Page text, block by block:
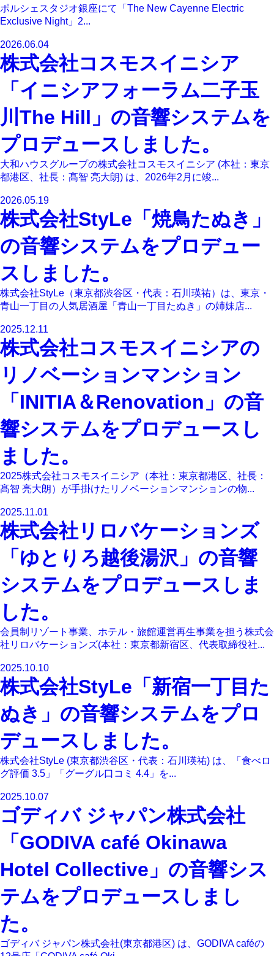
ポルシェスタジオ銀座にて「The New Cayenne Electric
Exclusive Night」2...
2026.06.04
株式会社コスモスイニシア
「イニシアフォーラム二子玉
川The Hill」の音響システムを
プロデュースしました。
大和ハウスグループの株式会社コスモスイニシア (本社：東京
都港区、社長：髙智 亮大朗) は、2026年2月に竣...
2026.05.19
株式会社StyLe「焼鳥たぬき」
の音響システムをプロデュー
スしました。
株式会社StyLe（東京都渋谷区・代表：石川瑛祐）は、東京・
青山一丁目の人気居酒屋「青山一丁目たぬき」の姉妹店...
2025.12.11
株式会社コスモスイニシアの
リノベーションマンション
「INITIA＆Renovation」の音
響システムをプロデュースし
ました。
2025株式会社コスモスイニシア（本社：東京都港区、社長：
髙智 亮大朗）が手掛けたリノベーションマンションの物...
2025.11.01
株式会社リロバケーションズ
「ゆとりろ越後湯沢」の音響
システムをプロデュースしま
した。
会員制リゾート事業、ホテル・旅館運営再生事業を担う株式会
社リロバケーションズ(本社：東京都新宿区、代表取締役社...
2025.10.10
株式会社StyLe「新宿一丁目た
ぬき」の音響システムをプロ
デュースしました。
株式会社StyLe (東京都渋谷区・代表：石川瑛祐) は、「食べロ
グ評価 3.5」「グーグル口コミ 4.4」を...
2025.10.07
ゴディバ ジャパン株式会社
「GODIVA café Okinawa
Hotel Collective」の音響シス
テムをプロデュースしまし
た。
ゴディバ ジャパン株式会社(東京都港区) は、GODIVA caféの